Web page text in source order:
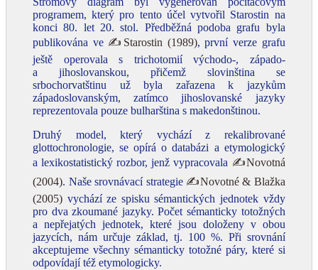
programem, který pro tento účel vytvořil Starostin na
konci 80. let 20. stol. Předběžná podoba grafu byla
publikována ve ✍Starostin (1989), první verze grafu
ještě operovala s trichotomií východo‑, západo‑
a jihoslovanskou, přičemž slovinština se
srbochorvatštinu už byla zařazena k jazykům
západoslovanským, zatímco jihoslovanské jazyky
reprezentovala pouze bulharština s makedonštinou.
Druhý model, který vychází z rekalibrované
glottochronologie, se opírá o databázi a etymologický
a lexikostatistický rozbor, jenž vypracovala ✍Novotná
(2004). Naše srovnávací strategie ✍Novotné & Blažka
(2005) vychází ze spisku sémantických jednotek vždy
pro dva zkoumané jazyky. Počet sémanticky totožných
a nepřejatých jednotek, které jsou doloženy v obou
jazycích, nám určuje základ, tj. 100 %. Při srovnání
akceptujeme všechny sémanticky totožné páry, které si
odpovídají též etymologicky.